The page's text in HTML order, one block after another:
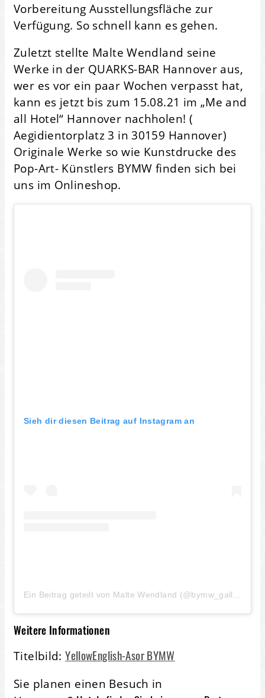
Vorbereitung Ausstellungsfläche zur
Verfügung. So schnell kann es gehen.
Zuletzt stellte Malte Wendland seine
Werke in der QUARKS-BAR Hannover aus,
wer es vor ein paar Wochen verpasst hat,
kann es jetzt bis zum 15.08.21 im „Me and
all Hotel“ Hannover nachholen! (
Aegidientorplatz 3 in 30159 Hannover)
Originale Werke so wie Kunstdrucke des
Pop-Art- Künstlers BYMW finden sich bei
uns im Onlineshop.
Sieh dir diesen Beitrag auf Instagram an
Ein Beitrag geteilt von Malte Wendland (@bymw_gallery)
Weitere Informationen
Titelbild:YellowEnglish-Asor BYMW
Sie planen einen Besuch in